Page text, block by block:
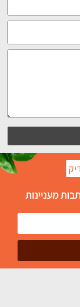
מעניינות